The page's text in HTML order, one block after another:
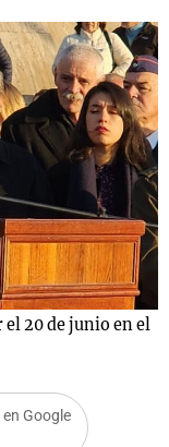
el 20 de junio en el
Google
Notas
3